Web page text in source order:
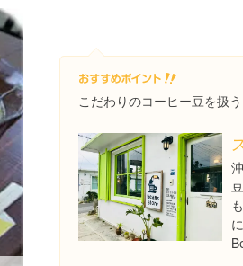
こだわりのコーヒー豆を扱